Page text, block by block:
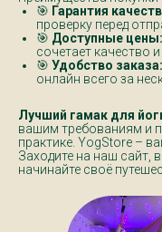
🎯 Гарантия
проверку перед
🎯 Доступные цены:
сочетает качество
🎯 Удобство заказа:
онлайн всего за
Лучший гамак для
вашим требованиям и
практике. YogStore –
Заходите на наш сайт,
начинайте своё